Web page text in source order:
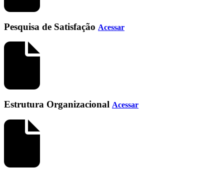
Pesquisa de Satisfação Acessar
Estrutura Organizacional Acessar